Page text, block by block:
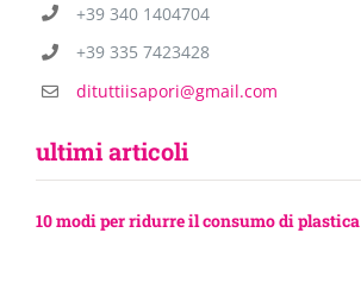
+39 340 1404704
+39 335 7423428
dituttiisapori@gmail.com
ultimi articoli
10 modi per ridurre il consumo di plastica